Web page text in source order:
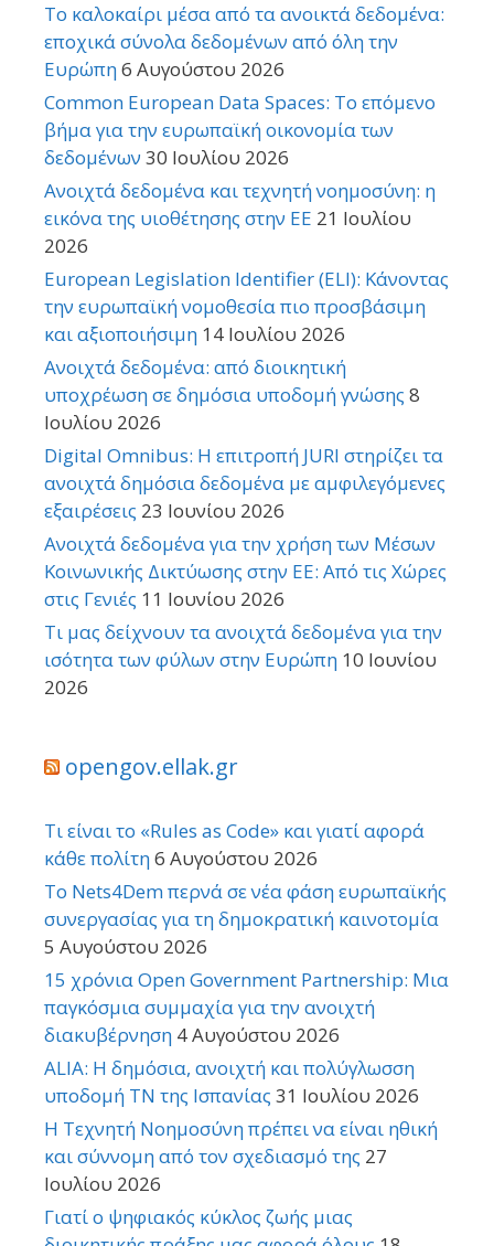
Το καλοκαίρι μέσα από τα ανοικτά δεδομένα:
εποχικά σύνολα δεδομένων από όλη την
Ευρώπη6 Αυγούστου 2026
Common European Data Spaces: Το επόμενο
βήμα για την ευρωπαϊκή οικονομία των
δεδομένων 30 Ιουλίου 2026
Ανοιχτά δεδομένα και τεχνητή νοημοσύνη: η
εικόνα της υιοθέτησης στην ΕΕ 21 Ιουλίου
2026
European Legislation Identifier (ELI): Κάνοντας
την ευρωπαϊκή νομοθεσία πιο προσβάσιμη
και αξιοποιήσιμη 14 Ιουλίου 2026
Ανοιχτά δεδομένα: από διοικητική
υποχρέωση σε δημόσια υποδομή γνώσης 8
Ιουλίου 2026
Digital Omnibus: Η επιτροπή JURI στηρίζει τα
ανοιχτά δημόσια δεδομένα με αμφιλεγόμενες
εξαιρέσεις 23 Ιουνίου 2026
Ανοιχτά δεδομένα για την χρήση των Μέσων
Κοινωνικής Δικτύωσης στην ΕΕ: Από τις Χώρες
στις Γενιές 11 Ιουνίου 2026
Τι μας δείχνουν τα ανοιχτά δεδομένα για την
ισότητα των φύλων στην Ευρώπη 10 Ιουνίου
2026
opengov.ellak.gr
Τι είναι το «Rules as Code» και γιατί αφορά
κάθε πολίτη6 Αυγούστου 2026
Το Nets4Dem περνά σε νέα φάση ευρωπαϊκής
συνεργασίας για τη δημοκρατική καινοτομία
5 Αυγούστου 2026
15 χρόνια Open Government Partnership: Μια
παγκόσμια συμμαχία για την ανοιχτή
διακυβέρνηση 4 Αυγούστου 2026
ALIA: Η δημόσια, ανοιχτή και πολύγλωσση
υποδομή ΤΝ της Ισπανίας 31 Ιουλίου 2026
Η Τεχνητή Νοημοσύνη πρέπει να είναι ηθική
και σύννομη από τον σχεδιασμό της 27
Ιουλίου 2026
Γιατί ο ψηφιακός κύκλος ζωής μιας